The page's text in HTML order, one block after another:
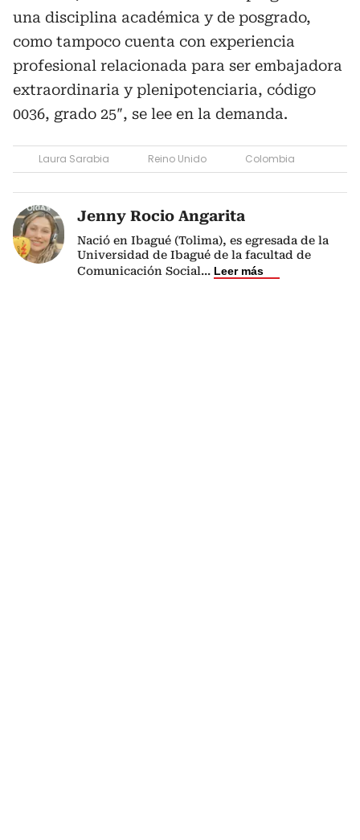
una disciplina académica y de posgrado,
como tampoco cuenta con experiencia
profesional relacionada para ser embajadora
extraordinaria y plenipotenciaria, código
0036, grado 25″, se lee en la demanda.
Laura Sarabia Reino Unido Colombia
Jenny Rocio Angarita
Nació en Ibagué (Tolima), es egresada de la
Universidad de Ibagué de la facultad de
Comunicación Social... Leer más